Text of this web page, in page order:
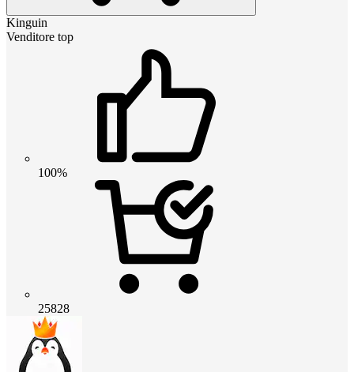
Kinguin
Venditore top
100%
25828